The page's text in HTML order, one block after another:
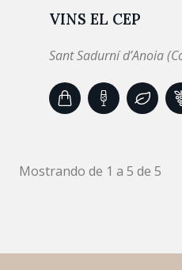
VINS EL CEP
Sant Sadurní d’Anoia
Mostrando de 1 a 5 de 5